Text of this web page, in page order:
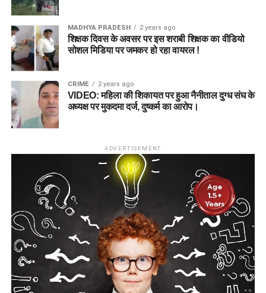
MADHYA PRADESH 2 years ago
शिक्षक दिवस के अवसर पर इस शराबी शिक्षक का वीडियो
सोशल मिडिया पर जमकर हो रहा वायरल !
CRIME 2 years ago
VIDEO: महिला की शिकायत पर हुआ नैनीताल दुग्ध संघ के
अध्यक्ष पर मुकदमा दर्ज, दुष्कर्म का आरोप।
ADVERTISEMENT